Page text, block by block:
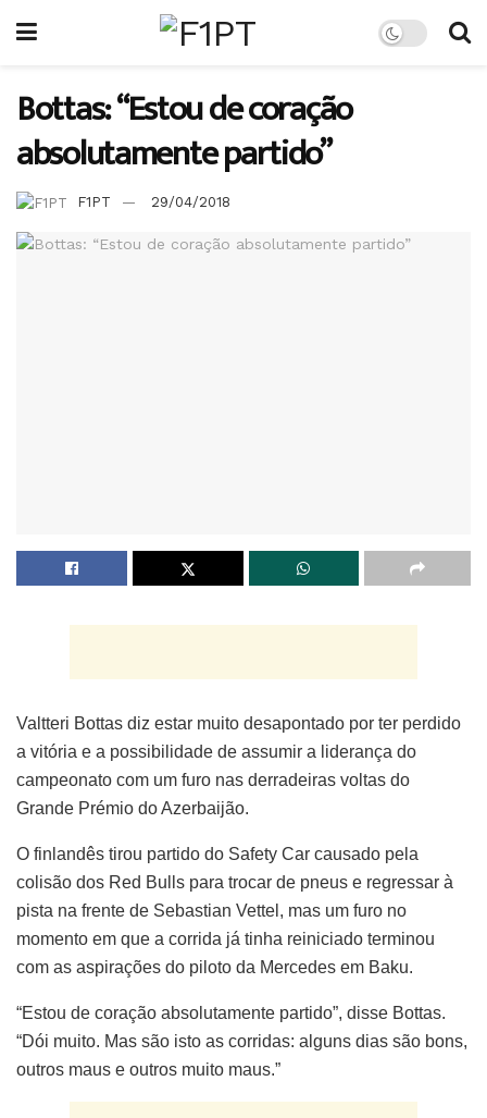
Bottas: “Estou de coração
absolutamente partido”
F1PT 29/04/2018
Valtteri Bottas diz estar muito desapontado por ter perdido
a vitória e a possibilidade de assumir a liderança do
campeonato com um furo nas derradeiras voltas do
Grande Prémio do Azerbaijão.
O finlandês tirou partido do Safety Car causado pela
colisão dos Red Bulls para trocar de pneus e regressar à
pista na frente de Sebastian Vettel, mas um furo no
momento em que a corrida já tinha reiniciado terminou
com as aspirações do piloto da Mercedes em Baku.
“Estou de coração absolutamente partido”, disse Bottas.
“Dói muito. Mas são isto as corridas: alguns dias são bons,
outros maus e outros muito maus.”